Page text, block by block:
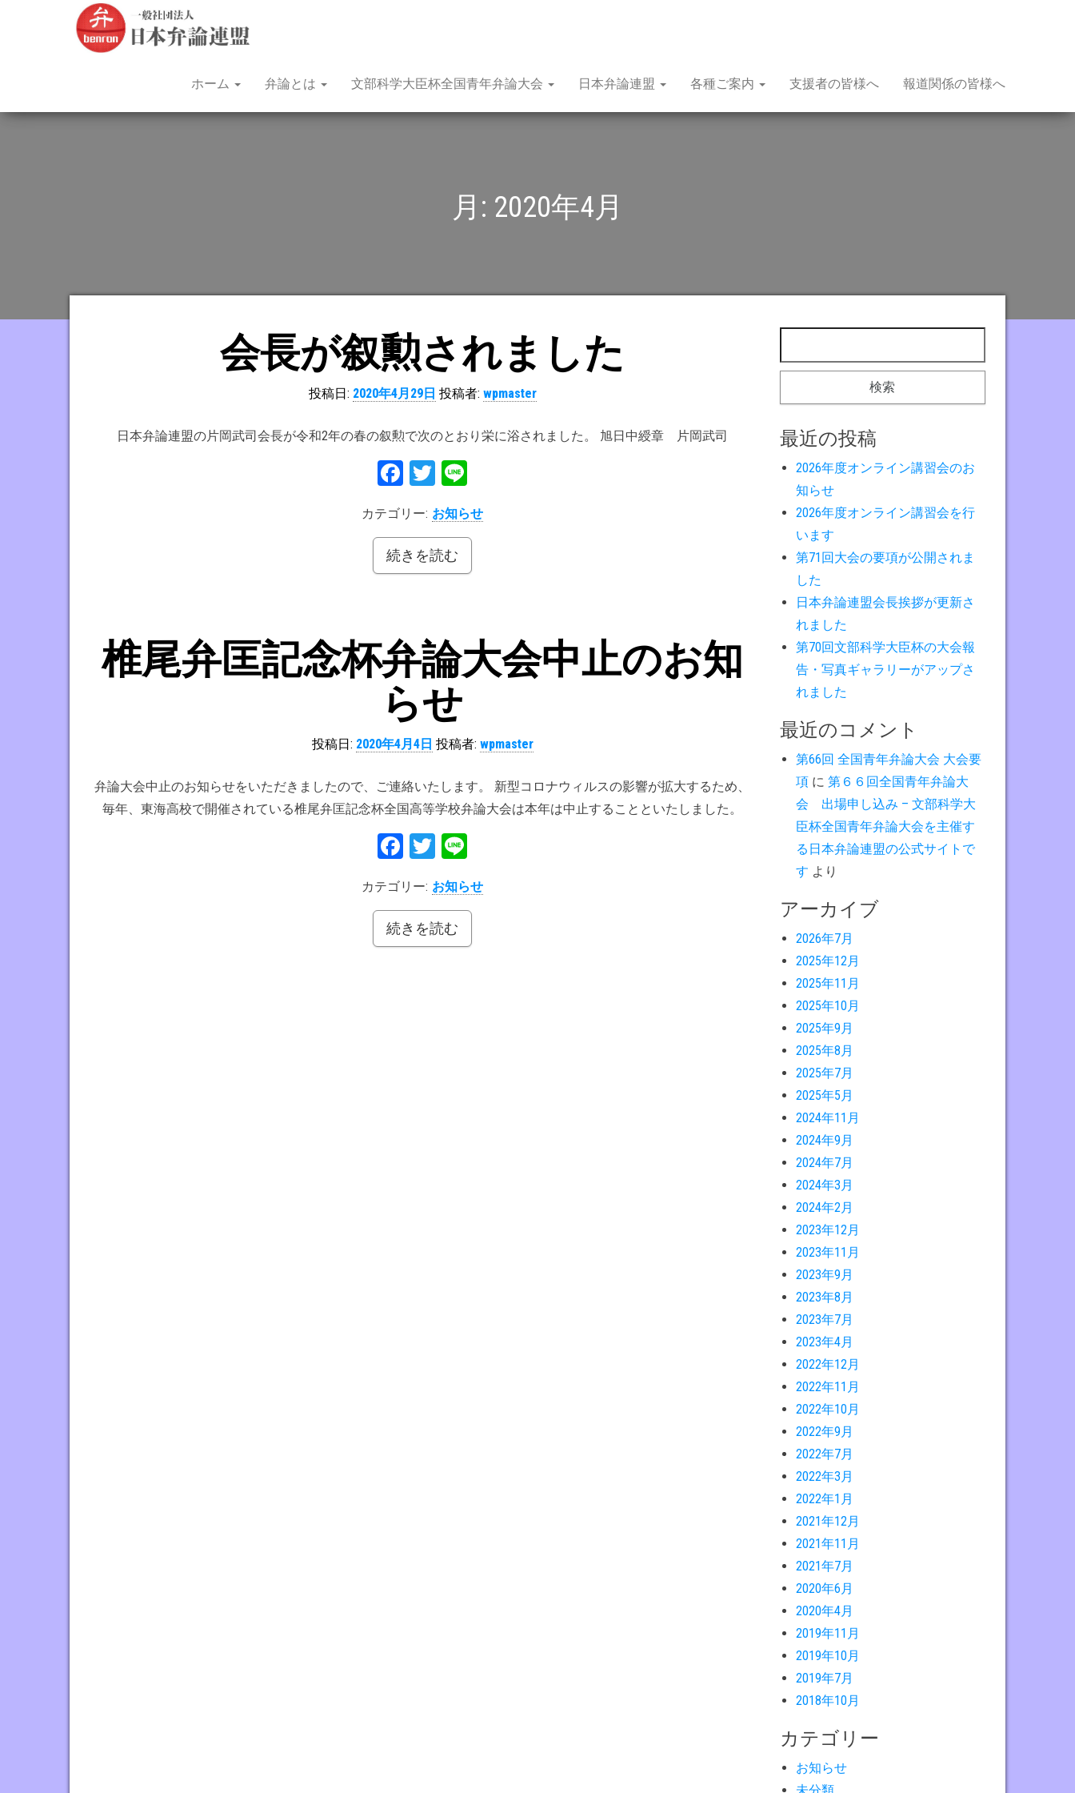
学
臣
大
を
主
る
式
サ
イ
続く
日本
ホーム 弁論とは 文部科学大臣杯全国青年弁論大会 日本弁論連盟 各種ご案内 支援者の皆様へ 報道関係の皆様へ
月: 2020年4月
会長が叙勲されました
投稿日: 2020年4月29日 投稿者: wpmaster
日本弁論連盟の片岡武司会長が令和2年の春の叙勲で次のとおり栄に浴されました。 旭日中綬章 片岡武司
Fa
bo
ok
T
wi
tt
er
カテゴリー: お知らせ
続きを読む
椎尾弁匡記念杯弁論大会中止のお知
らせ
投稿日: 2020年4月4日 投稿者: wpmaster
弁論大会中止のお知らせをいただきましたので、ご連絡いたします。 新型コロナウィルスの影響が拡大するため、
毎年、東海高校で開催されている椎尾弁匡記念杯全国高等学校弁論大会は本年は中止することといたしました。
Fa
bo
ok
T
wi
tt
er
カテゴリー: お知らせ
続きを読む
最近の投稿
2026年度オンライン講習会のお
知らせ
2026年度オンライン講習会を行
います
第71回大会の要項が公開されま
した
日本弁論連盟会長挨拶が更新さ
れました
第70回文部科学大臣杯の大会報
告・写真ギャラリーがアップさ
れました
最近のコメント
第66回 全国青年弁論大会 大会要
項に 第６６回全国青年弁論大
会 出場申し込み – 文部科学大
臣杯全国青年弁論大会を主催す
る日本弁論連盟の公式サイトで
す より
アーカイブ
2026年7月
2025年12月
2025年11月
2025年10月
2025年9月
2025年8月
2025年7月
2025年5月
2024年11月
2024年9月
2024年7月
2024年3月
2024年2月
2023年12月
2023年11月
2023年9月
2023年8月
2023年7月
2023年4月
2022年12月
2022年11月
2022年10月
2022年9月
2022年7月
2022年3月
2022年1月
2021年12月
2021年11月
2021年7月
2020年6月
2020年4月
2019年11月
2019年10月
2019年7月
2018年10月
カテゴリー
お知らせ